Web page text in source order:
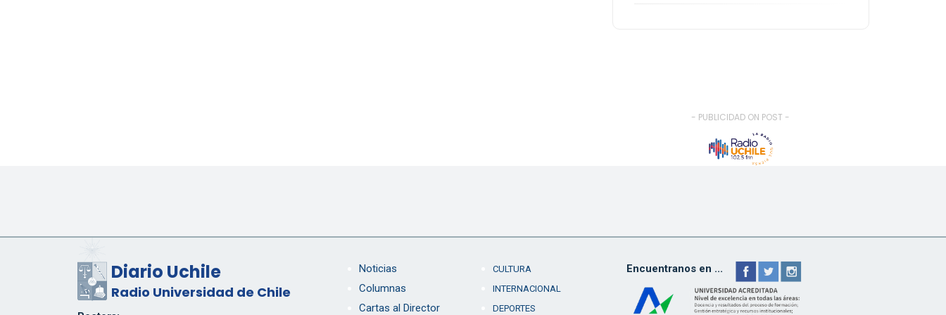
- PUBLICIDAD ON POST -
Diario Uchile
Radio Universidad de Chile
Noticias
Columnas
Cartas al Director
CULTURA
INTERNACIONAL
DEPORTES
Encuentranos en ...